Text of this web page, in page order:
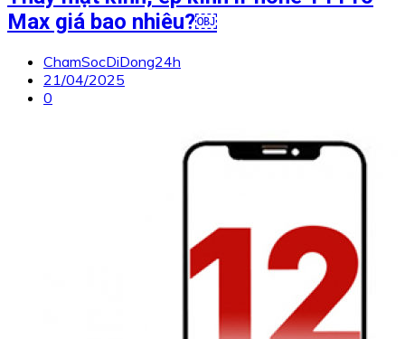
Max giá bao nhiêu?￼
ChamSocDiDong24h
21/04/2025
0